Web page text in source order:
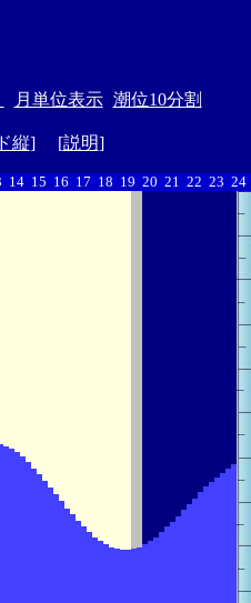
月単位表示 潮位10分割
縦] [説明]
14 15 16 17 18 19 20 21 22 23 24